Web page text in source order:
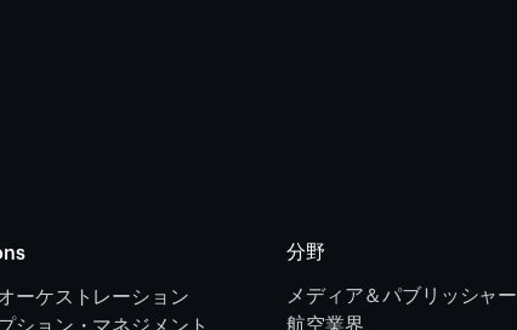
ーケストレーション
ション・マネジメント
分野
メディア＆パブリッシャー
航空業界